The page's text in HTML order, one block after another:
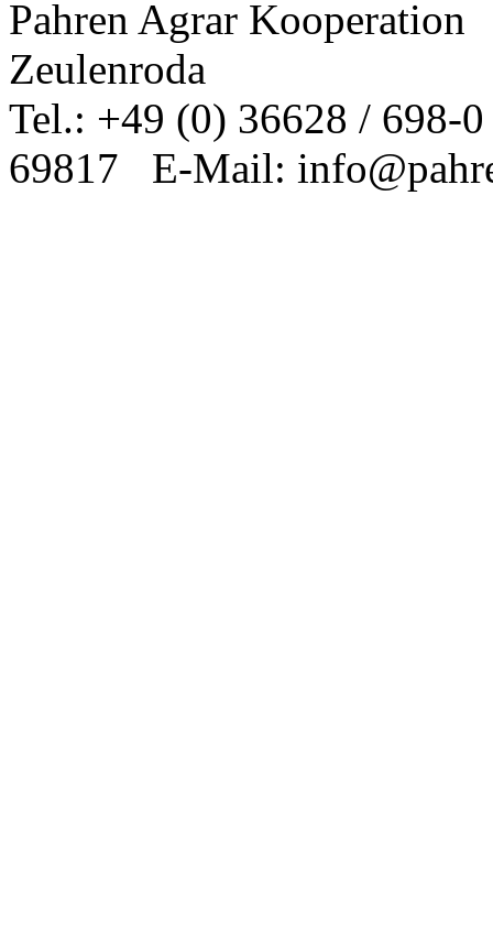
Pahren Agrar
Zeulenroda
Tel.: +49 (0) 36628 / 698-
69817 E-Mail: